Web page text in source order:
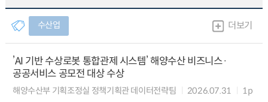
수산업 더보기
’AI 기반 수상로봇 통합관제 시스템’ 해양수산 비즈니스·
공공서비스 공모전 대상 수상
해양수산부 기획조정실 정책기획관 데이터전략팀 2026.07.31 1p